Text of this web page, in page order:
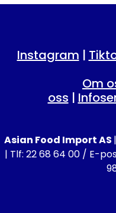
Instagram |
Om
oss |
Asian Food Import AS |
| Tlf: 22 68 64 00 / E-